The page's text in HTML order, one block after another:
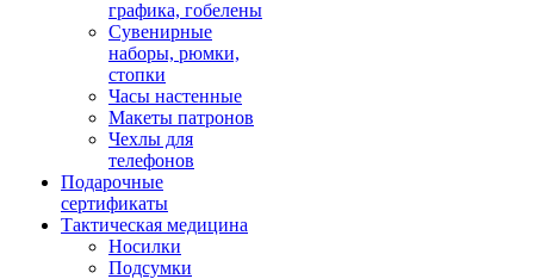
графика, гобелены
Сувенирные
наборы, рюмки,
стопки
Часы настенные
Макеты патронов
Чехлы для
телефонов
Подарочные
сертификаты
Тактическая медицина
Носилки
Подсумки